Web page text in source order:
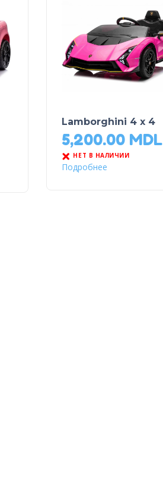
Lamborghini 4 x 4
5,200.00 MDL
НЕТ В НАЛИЧИИ
Подробнее